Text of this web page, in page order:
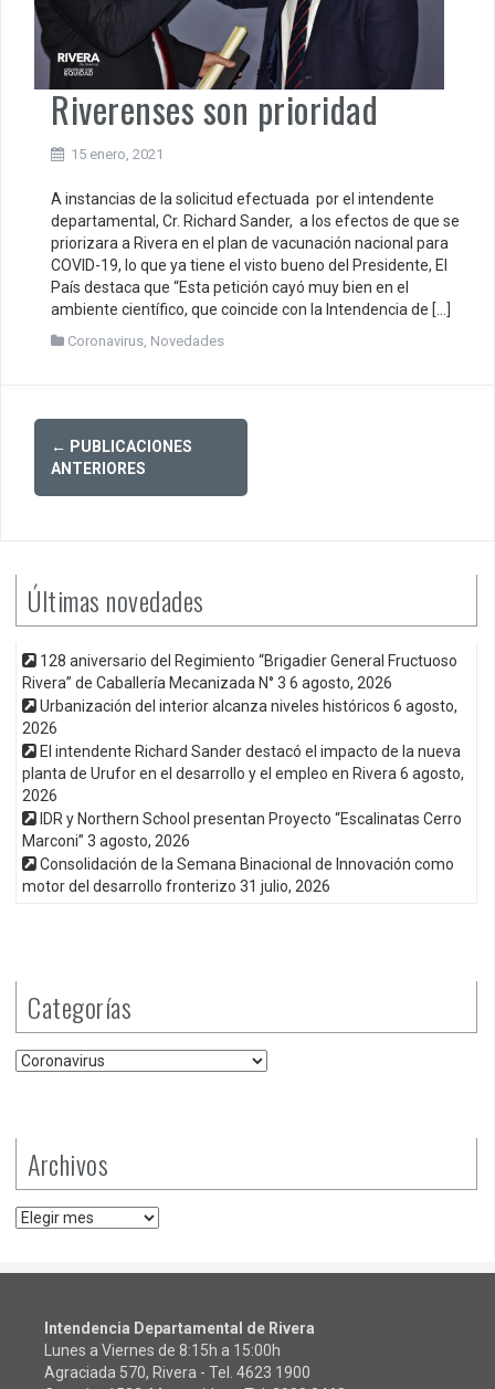
Riverenses son prioridad
15 enero, 2021
A instancias de la solicitud efectuada por el intendente
departamental, Cr. Richard Sander, a los efectos de que se
priorizara a Rivera en el plan de vacunación nacional para
COVID-19, lo que ya tiene el visto bueno del Presidente, El
País destaca que “Esta petición cayó muy bien en el
ambiente científico, que coincide con la Intendencia de […]
Coronavirus Novedades
Posts
navigation
← PUBLICACIONES
ANTERIORES
Últimas novedades
128 aniversario del Regimiento “Brigadier General Fructuoso
Rivera” de Caballería Mecanizada N° 3 6 agosto, 2026
Urbanización del interior alcanza niveles históricos 6 agosto,
2026
El intendente Richard Sander destacó el impacto de la nueva
planta de Urufor en el desarrollo y el empleo en Rivera 6 agosto,
2026
IDR y Northern School presentan Proyecto “Escalinatas Cerro
Marconi” 3 agosto, 2026
Consolidación de la Semana Binacional de Innovación como
motor del desarrollo fronterizo 31 julio, 2026
Categorías
Categorías
Archivos
Archivos
Intendencia Departamental de Rivera
Lunes a Viernes de 8:15h a 15:00h
Agraciada 570, Rivera - Tel. 4623 1900